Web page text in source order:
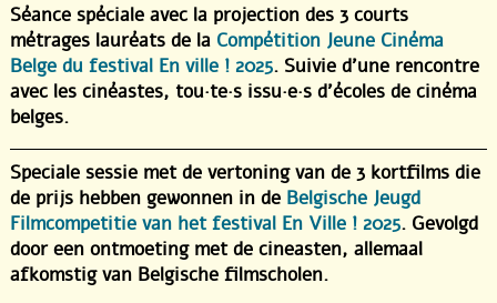
Séance spéciale avec la projection des 3 courts
métrages lauréats de la Compétition Jeune Cinéma
Belge du festival En ville ! 2025. Suivie d’une rencontre
avec les cinéastes, tou·te·s issu·e·s d’écoles de cinéma
belges.
Speciale sessie met de vertoning van de 3 kortfilms die
de prijs hebben gewonnen in de Belgische Jeugd
Filmcompetitie van het festival En Ville ! 2025. Gevolgd
door een ontmoeting met de cineasten, allemaal
afkomstig van Belgische filmscholen.